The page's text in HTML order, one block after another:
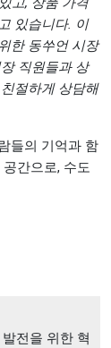
있습니다. 이
한 동쑤언 시장
직원들과 상
절하게 상담해
들의 기억과 함
간으로, 수도
발전을 위한 혁